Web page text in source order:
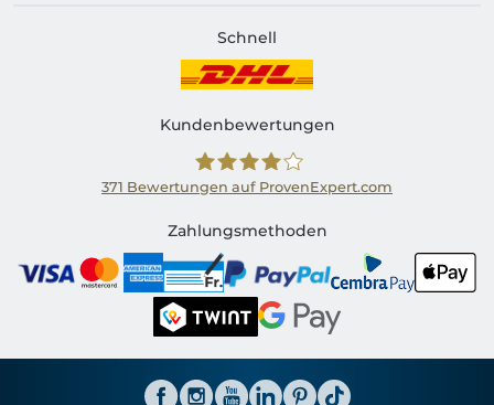
Schnell
Kundenbewertungen
Shirtinator CH
371 Bewertungen auf ProvenExpert.com
Zahlungsmethoden